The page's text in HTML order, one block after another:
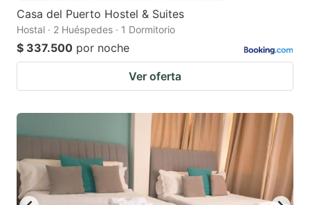
Casa del Puerto Hostel & Suites
Hostal · 2 Huéspedes · 1 Dormitorio
$ 337.500 por noche
Ver oferta